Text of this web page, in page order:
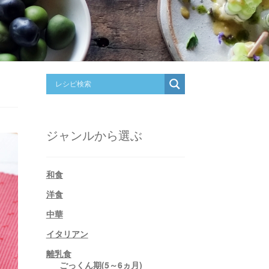
ジャンルから選ぶ
和食
洋食
中華
イタリアン
離乳食
ごっくん期(5～6ヵ月)